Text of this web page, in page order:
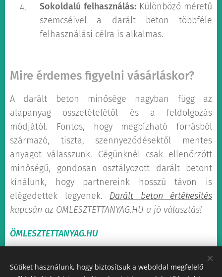
Sokoldalú felhasználás: Különböző méretű
szemcséivel a darált beton többféle
felhasználási célra is alkalmas.
Mire érdemes figyelni vásárláskor?
A darált beton minősége nagyban függ az
alapanyag összetételétől és a feldolgozás
módjától. Fontos, hogy megbízható forrásból
származó, tiszta, szennyeződésektől mentes
anyagot válasszunk. Cégünknél csak ellenőrzött
minőségű, gondosan osztályozott darált betont
kínálunk, hogy partnereink hosszú távon is
elégedettek legyenek. Darált beton értékesítés
kapcsán az ÖMLESZTETTANYAG.HU a jó választás!
ÖMLESZTETTANYAG.HU
Share
Sütiket használunk, hogy biztosítsuk a weboldal megfelelő